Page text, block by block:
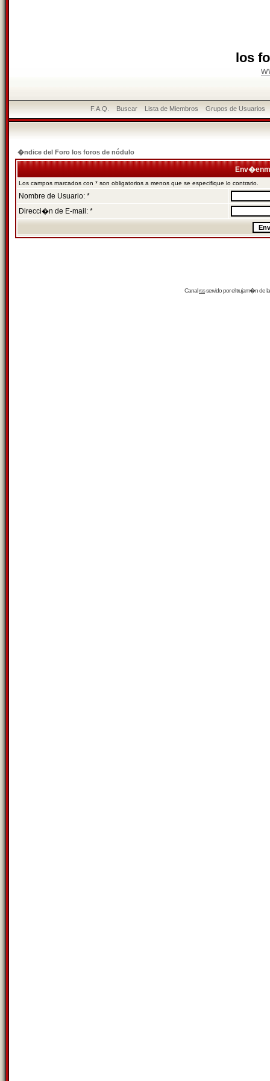
los
F.A.Q. Buscar Lista de Miembros Grupos de Usuarios
�ndice del Foro los foros de nódulo
Los campos marcados con * son obligatorios a menos que se especifique lo contrario.
Nombre de Usuario: *
Direcci�n de E-mail: *
Canalrssservido por eltrujam�nde